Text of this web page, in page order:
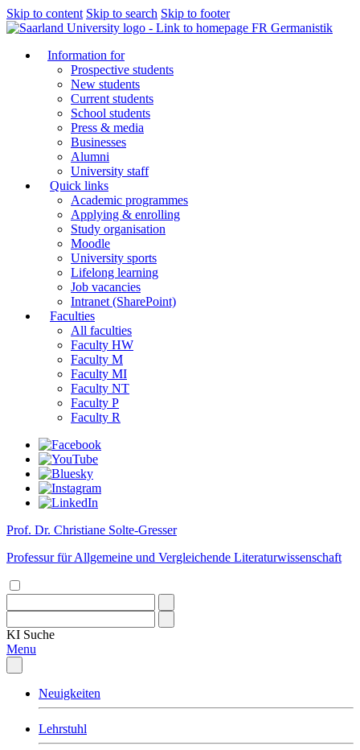
Skip to content Skip to search Skip to footer
FR Germanistik
Information for
Prospective students
New students
Current students
School students
Press & media
Businesses
Alumni
University staff
Quick links
Academic programmes
Applying & enrolling
Study organisation
Moodle
University sports
Lifelong learning
Job vacancies
Intranet (SharePoint)
Faculties
All faculties
Faculty HW
Faculty M
Faculty MI
Faculty NT
Faculty P
Faculty R
Prof. Dr. Christiane Solte-Gresser
Professur für Allgemeine und Vergleichende Literaturwissenschaft
KI Suche
Menu
Neuigkeiten
Lehrstuhl